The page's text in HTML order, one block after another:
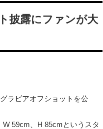
披露にファンが大
ラビアオフショットを公
59cm、H 85cmというスタ